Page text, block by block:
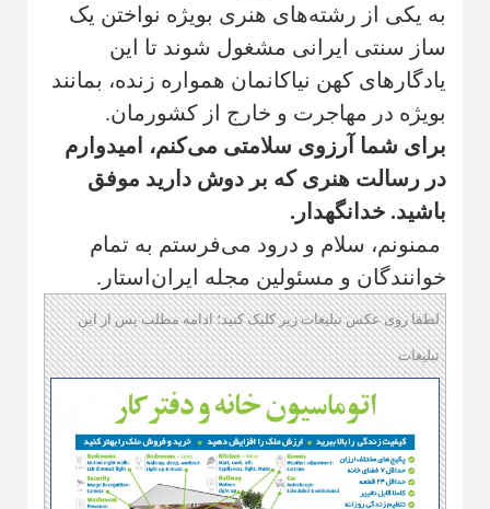
به یکی از رشته‌های هنری بویژه نواختن یک
ساز سنتی ایرانی مشغول شوند تا این
یادگارهای کهن نیاکانمان همواره زنده، بمانند
بویژه در مهاجرت و خارج از کشورمان.
‌برای شما آرزوی سلامتی می‌کنم، امیدوارم
در رسالت هنری که بر دوش دارید موفق
باشید. خدانگهدار.
ممنونم، سلام و درود می‌فرستم به تمام
خوانندگان و مسئولین مجله ایران‌استار.
لطفا روی عکس تبلیغات زیر کلیک کنید؛ ادامه مطلب پس از این
تبلیغات